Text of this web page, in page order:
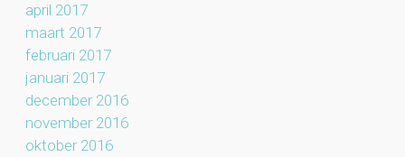
april 2017
maart 2017
februari 2017
januari 2017
december 2016
november 2016
oktober 2016